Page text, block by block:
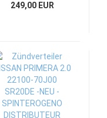
249,00 EUR